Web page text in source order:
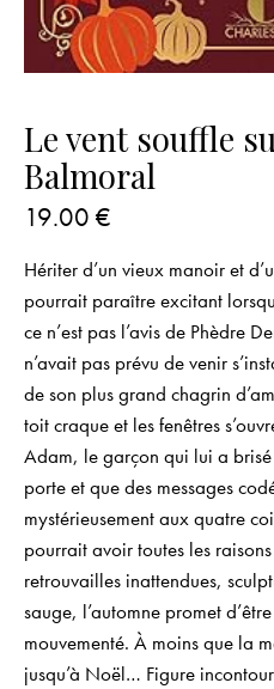
Le vent souffle
Balmoral
19.00 €
Hériter d’un vieux manoir et
pourrait paraître excitant
ce n’est pas l’avis de Phèdre
n’avait pas prévu de venir
de son plus grand chagrin
toit craque et les fenêtres
Adam, le garçon qui lui a
porte et que des messages
mystérieusement aux quatre
pourrait avoir toutes les
retrouvailles inattendues,
sauge, l’automne promet
mouvementé. À moins que la
jusqu’à Noël… Figure